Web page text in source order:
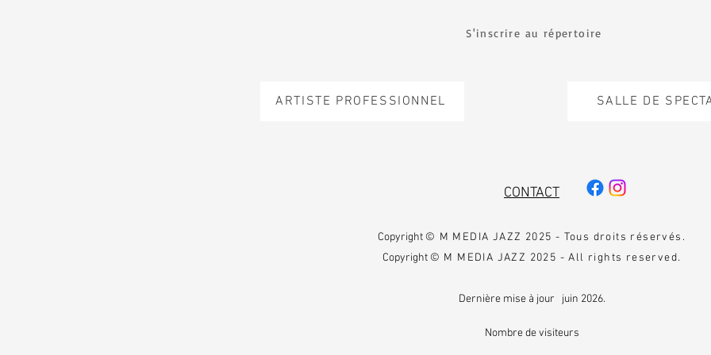
S'inscrire au répertoire
ARTISTE PROFESSIONNEL SALLE DE
CONTACT
Copyright © M MEDIA JAZZ 2025 - Tous droits réservés.
Copyright © M MEDIA JAZZ 2025 - All rights reserved.
Dernière mise à jour juin 2026.
Nombre de visiteurs